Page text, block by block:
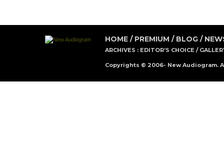
HOME / PREMIUM / BLOG /
ARCHIVES : EDITOR’S CHOICE /
Copyrights © 2006- New Audiogram.